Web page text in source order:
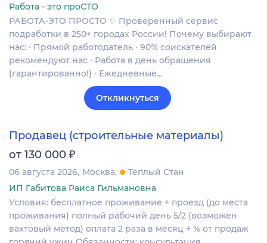
Работа - это проСТО
РАБОТА-ЭТО ПРОСТО ✨ Проверенный сервис
подработки в 250+ городах России! Почему выбирают
нас: ∙ Прямой работодатель ∙ 90% соискателей
рекомендуют нас ∙ Работа в день обращения
(гарантированно!) ∙ Ежедневные…
Откликнуться
Продавец (строительные материалы)
от 130 000 ₽
06 августа 2026 Москва
Теплый Стан
ИП Габитова Раиса Гильмановна
Условия: бесплатное проживание + проезд (до места
проживания) полный рабочий день 5/2 (возможен
вахтовый метод) оплата 2 раза в месяц + % от продаж